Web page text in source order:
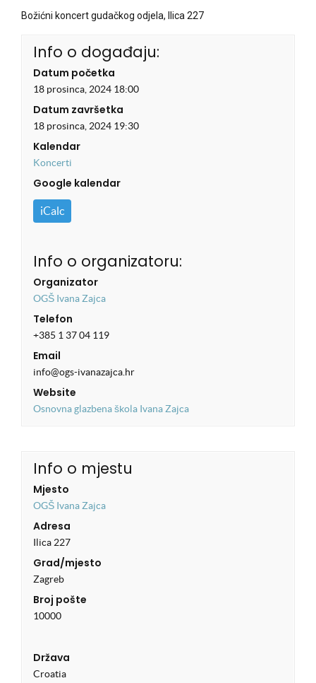
Božićni koncert gudačkog odjela, Ilica 227
Info o događaju:
Datum početka
18 prosinca, 2024 18:00
Datum završetka
18 prosinca, 2024 19:30
Kalendar
Koncerti
Google kalendar
iCalc
Info o organizatoru:
Organizator
OGŠ Ivana Zajca
Telefon
+385 1 37 04 119
Email
info@ogs-ivanazajca.hr
Website
Osnovna glazbena škola Ivana Zajca
Info o mjestu
Mjesto
OGŠ Ivana Zajca
Adresa
Ilica 227
Grad/mjesto
Zagreb
Broj pošte
10000
Država
Croatia